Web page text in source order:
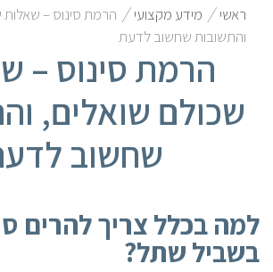
ראשי / מידע מקצועי / הרמת סינוס – שאלות
והתשובות שחשוב לדעת
הרמת סינוס –
שכולם שואלים,
שחשוב
למה בכלל צריך להרים
בשביל שתל?